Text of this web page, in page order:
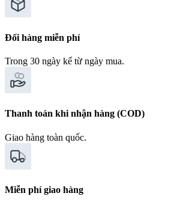
Đổi hàng miễn phí
Trong 30 ngày kể từ ngày mua.
Thanh toán khi nhận hàng (COD)
Giao hàng toàn quốc.
Miễn phí giao hàng